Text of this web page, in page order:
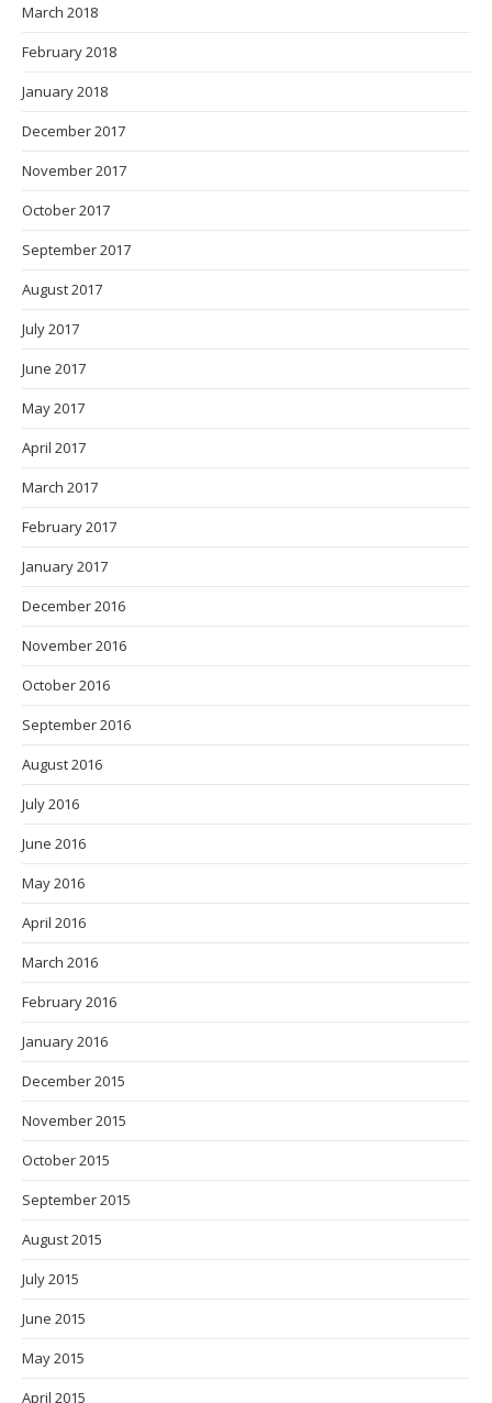
March 2018
February 2018
January 2018
December 2017
November 2017
October 2017
September 2017
August 2017
July 2017
June 2017
May 2017
April 2017
March 2017
February 2017
January 2017
December 2016
November 2016
October 2016
September 2016
August 2016
July 2016
June 2016
May 2016
April 2016
March 2016
February 2016
January 2016
December 2015
November 2015
October 2015
September 2015
August 2015
July 2015
June 2015
May 2015
April 2015